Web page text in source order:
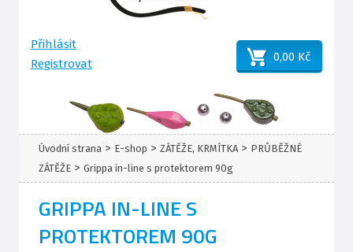
Přihlásit
Registrovat
0,00 Kč
Úvodní strana > E-shop > ZÁTĚŽE, KRMÍTKA > PRŮBĚŽNÉ
ZÁTĚŽE > Grippa in-line s protektorem 90g
GRIPPA IN-LINE S
PROTEKTOREM 90G